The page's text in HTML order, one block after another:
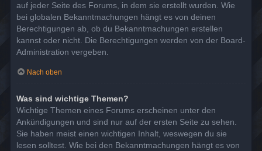
auf jeder Seite des Forums, in dem sie erstellt wurden. Wie
bei globalen Bekanntmachungen hängt es von deinen
Berechtigungen ab, ob du Bekanntmachungen erstellen
kannst oder nicht. Die Berechtigungen werden von der Board-
Administration vergeben.
Nach oben
Was sind wichtige Themen?
Wichtige Themen eines Forums erscheinen unter den
Ankündigungen und sind nur auf der ersten Seite zu sehen.
Sie haben meist einen wichtigen Inhalt, weswegen du sie
lesen solltest. Wie bei den Bekanntmachungen hängt es von